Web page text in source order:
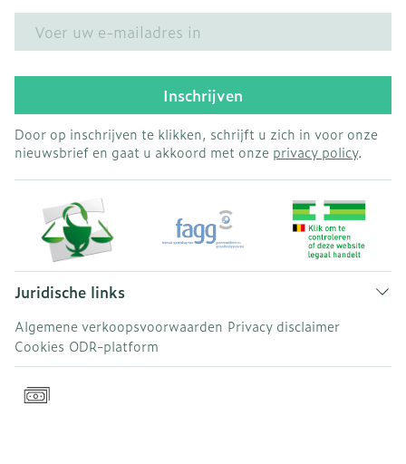
Inschrijven
Door op inschrijven te klikken, schrijft u zich in voor onze
nieuwsbrief en gaat u akkoord met onze privacy policy.
Juridische links
Algemene verkoopsvoorwaarden Privacy disclaimer
Cookies ODR-platform